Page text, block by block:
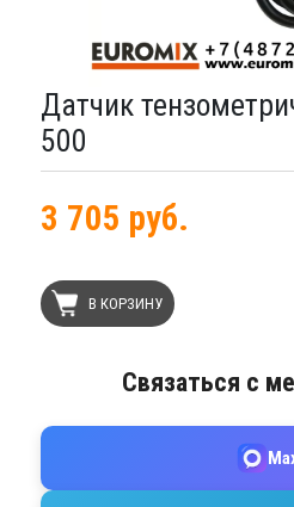
Датчик
500
3 705 руб.
В КОРЗИНУ
Связаться с